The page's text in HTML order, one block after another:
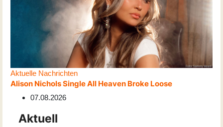
Aktuelle Nachrichten
Alison Nichols Single All Heaven Broke Loose
07.08.2026
Aktuell